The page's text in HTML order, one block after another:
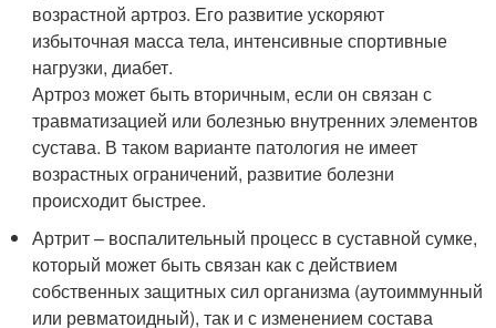
возрастной артроз. Его развитие ускоряют
избыточная масса тела, интенсивные спортивные
нагрузки, диабет.
Артроз может быть вторичным, если он связан с
травматизацией или болезнью внутренних элементов
сустава. В таком варианте патология не имеет
возрастных ограничений, развитие болезни
происходит быстрее.
Артрит – воспалительный процесс в суставной сумке,
который может быть связан как с действием
собственных защитных сил организма (аутоиммунный
или ревматоидный), так и с изменением состава